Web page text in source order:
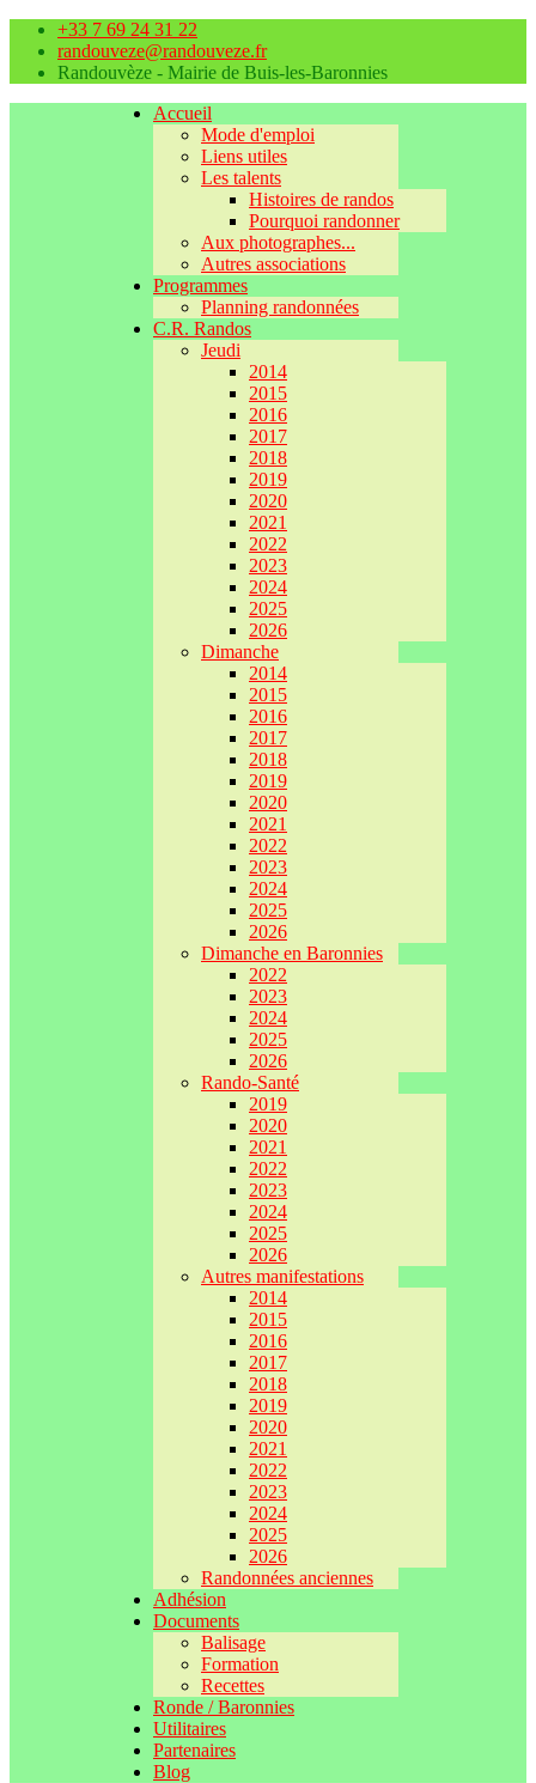
+33 7 69 24 31 22
randouveze@randouveze.fr
Randouvèze - Mairie de Buis-les-Baronnies
Accueil
Mode d'emploi
Liens utiles
Les talents
Histoires de randos
Pourquoi randonner
Aux photographes...
Autres associations
Programmes
Planning randonnées
C.R. Randos
Jeudi
2014
2015
2016
2017
2018
2019
2020
2021
2022
2023
2024
2025
2026
Dimanche
2014
2015
2016
2017
2018
2019
2020
2021
2022
2023
2024
2025
2026
Dimanche en Baronnies
2022
2023
2024
2025
2026
Rando-Santé
2019
2020
2021
2022
2023
2024
2025
2026
Autres manifestations
2014
2015
2016
2017
2018
2019
2020
2021
2022
2023
2024
2025
2026
Randonnées anciennes
Adhésion
Documents
Balisage
Formation
Recettes
Ronde / Baronnies
Utilitaires
Partenaires
Blog